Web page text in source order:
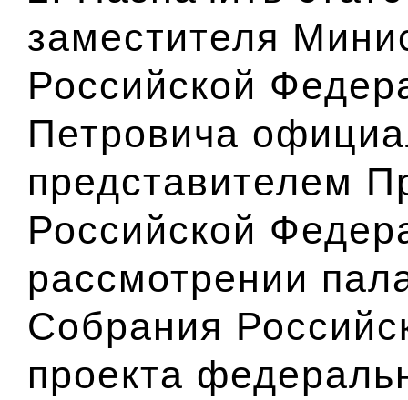
заместителя
Российской
Петровича
представителем
Российской
рассмотрении
Собрания
проекта